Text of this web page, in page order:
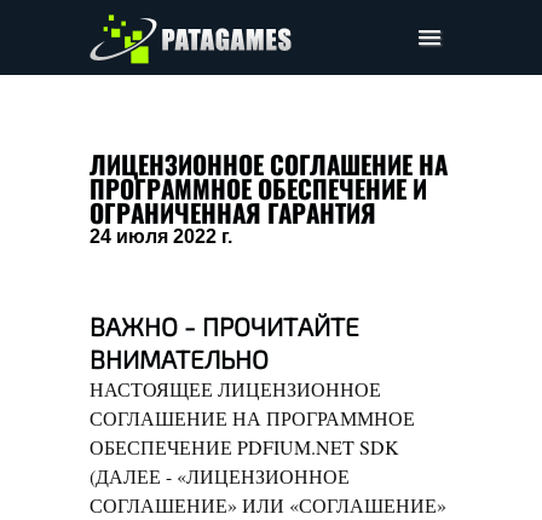
Компания
Соглашение
ЛИЦЕНЗИОННОЕ СОГЛАШЕНИЕ НА
ПРОГРАММНОЕ ОБЕСПЕЧЕНИЕ И
ОГРАНИЧЕННАЯ ГАРАНТИЯ
24 июля 2022 г.
ВАЖНО - ПРОЧИТАЙТЕ
ВНИМАТЕЛЬНО
НАСТОЯЩЕЕ ЛИЦЕНЗИОННОЕ
СОГЛАШЕНИЕ НА ПРОГРАММНОЕ
ОБЕСПЕЧЕНИЕ PDFIUM.NET SDK
(ДАЛЕЕ - «ЛИЦЕНЗИОННОЕ
СОГЛАШЕНИЕ» ИЛИ «СОГЛАШЕНИЕ»